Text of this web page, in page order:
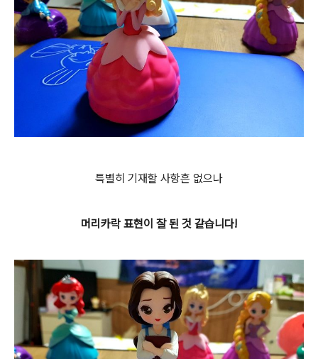
특별히 기재할 사항흔 없으나
머리카락 표현이 잘 된 것 같습니다!